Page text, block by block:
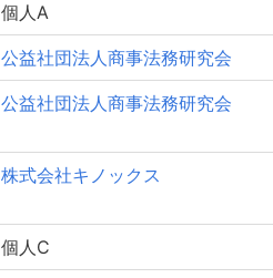
個人A
公益社団法人商事法務研究会
公益社団法人商事法務研究会
株式会社キノックス
個人C